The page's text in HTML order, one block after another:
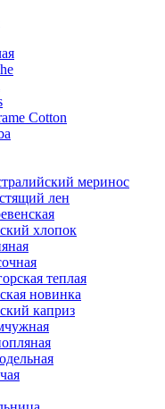
Cotton
меринос
лен
хлопок
теплая
новинка
каприз